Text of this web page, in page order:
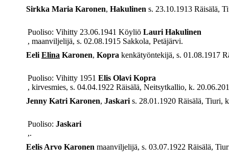
Sirkka Maria Karonen, Hakulinen s. 23.10.1913 Räisälä,
Puoliso: Vihitty 23.06.1941 Köyliö Lauri Hakulinen
, maanviljelijä, s. 02.08.1915 Sakkola, Petäjärvi.
Eeli Elina Karonen, Kopra kenkätyöntekijä, s. 01.08.1917
Puoliso: Vihitty 1951 Elis Olavi Kopra
, kirvesmies, s. 04.04.1922 Räisälä, Neitsytkallio, k.
Jenny Katri Karonen, Jaskari s. 28.01.1920 Räisälä, Tiuri,
Puoliso: Jaskari
,.
Eelis Arvo Karonen maanviljelijä, s. 03.07.1922 Räisälä,